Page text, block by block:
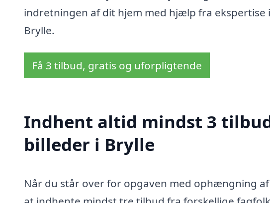
indretningen af dit hjem med hjælp fra ekspertise
Brylle.
Få 3 tilbud, gratis og uforpligtende
Indhent altid mindst 3
billeder i Brylle
Når du står over for opgaven med ophængning